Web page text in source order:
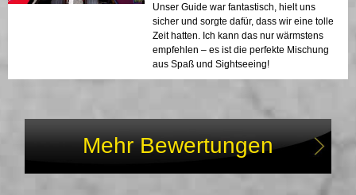
Unser Guide war fantastisch, hielt uns
sicher und sorgte dafür, dass wir eine tolle
Zeit hatten. Ich kann das nur wärmstens
empfehlen – es ist die perfekte Mischung
aus Spaß und Sightseeing!
Mehr Bewertungen